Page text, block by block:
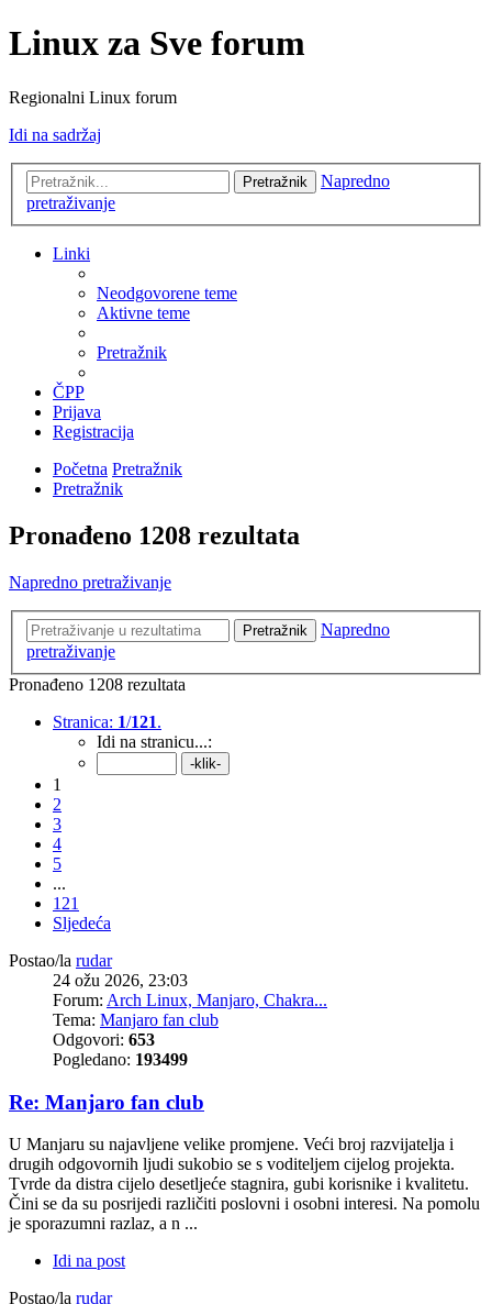
Linux za Sve forum
Regionalni Linux forum
Idi na sadržaj
Pretražnik
Napredno
pretraživanje
Linki
Neodgovorene teme
Aktivne teme
Pretražnik
ČPP
Prijava
Registracija
Početna Pretražnik
Pretražnik
Pronađeno 1208 rezultata
Napredno pretraživanje
Pretražnik
Napredno
pretraživanje
Pronađeno 1208 rezultata
Stranica: 1/121.
Idi na stranicu...:
1
2
3
4
5
...
121
Sljedeća
Postao/la rudar
24 ožu 2026, 23:03
Forum: Arch Linux, Manjaro, Chakra...
Tema: Manjaro fan club
Odgovori: 653
Pogledano: 193499
Re: Manjaro fan club
U Manjaru su najavljene velike promjene. Veći broj razvijatelja i
drugih odgovornih ljudi sukobio se s voditeljem cijelog projekta.
Tvrde da distra cijelo desetljeće stagnira, gubi korisnike i kvalitetu.
Čini se da su posrijedi različiti poslovni i osobni interesi. Na pomolu
je sporazumni razlaz, a n ...
Idi na post
Postao/la rudar